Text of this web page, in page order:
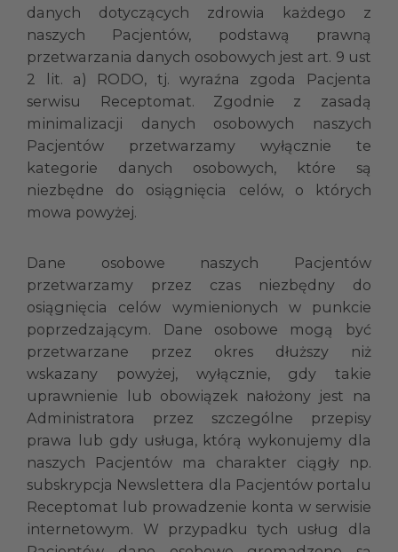
danych dotyczących zdrowia każdego z
naszych Pacjentów, podstawą prawną
przetwarzania danych osobowych jest art. 9 ust
2 lit. a) RODO, tj. wyraźna zgoda Pacjenta
serwisu Receptomat. Zgodnie z zasadą
minimalizacji danych osobowych naszych
Pacjentów przetwarzamy wyłącznie te
kategorie danych osobowych, które są
niezbędne do osiągnięcia celów, o których
mowa powyżej.
Dane osobowe naszych Pacjentów
przetwarzamy przez czas niezbędny do
osiągnięcia celów wymienionych w punkcie
poprzedzającym. Dane osobowe mogą być
przetwarzane przez okres dłuższy niż
wskazany powyżej, wyłącznie, gdy takie
uprawnienie lub obowiązek nałożony jest na
Administratora przez szczególne przepisy
prawa lub gdy usługa, którą wykonujemy dla
naszych Pacjentów ma charakter ciągły np.
subskrypcja Newslettera dla Pacjentów portalu
Receptomat lub prowadzenie konta w serwisie
internetowym. W przypadku tych usług dla